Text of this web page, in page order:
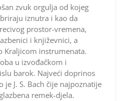
zvuk orgulja od kojeg
iznutra i kao da
prostor-vremena,
i književnici, a
Kraljicom instrumenata.
u izvođačkom i
barok. Najveći doprinos
je J. S. Bach čije najpoznatije
remek-djela.